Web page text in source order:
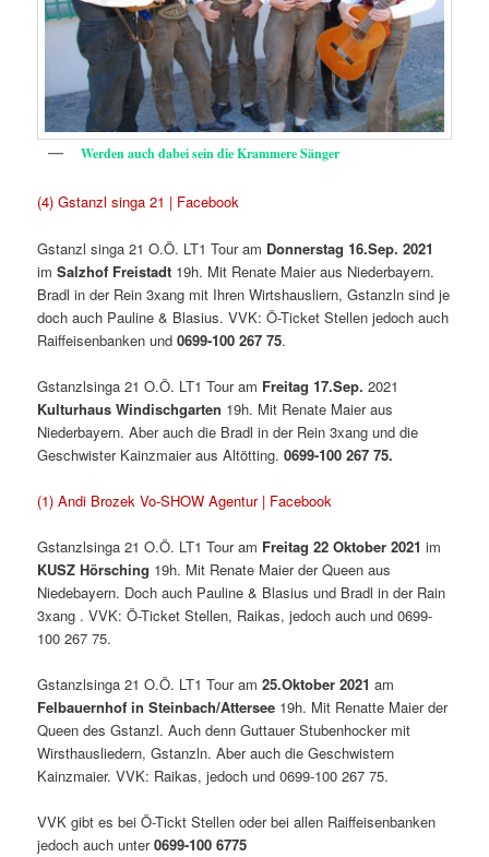
Werden auch dabei sein die Krammere Sänger
(4) Gstanzl singa 21 | Facebook
Gstanzl singa 21 O.Ö. LT1 Tour am Donnerstag 16.Sep. 2021
imSalzhof Freistadt 19h. Mit Renate Maier aus Niederbayern.
Bradl in der Rein 3xang mit Ihren Wirtshausliern, Gstanzln sind je
doch auch Pauline & Blasius. VVK: Ö-Ticket Stellen jedoch auch
Raiffeisenbanken und0699-100 267 75.
Gstanzlsinga 21 O.Ö. LT1 Tour am Freitag 17.Sep. 2021
Kulturhaus Windischgarten 19h. Mit Renate Maier aus
Niederbayern. Aber auch die Bradl in der Rein 3xang und die
Geschwister Kainzmaier aus Altötting.0699-100 267 75.
(1) Andi Brozek Vo-SHOW Agentur | Facebook
Gstanzlsinga 21 O.Ö. LT1 Tour am Freitag 22 Oktober 2021im
KUSZ Hörsching 19h. Mit Renate Maier der Queen aus
Niedebayern. Doch auch Pauline & Blasius und Bradl in der Rain
3xang . VVK: Ö-Ticket Stellen, Raikas, jedoch auch und 0699-
100 267 75.
Gstanzlsinga 21 O.Ö. LT1 Tour am25.Oktober 2021 am
Felbauernhof in Steinbach/Attersee 19h. Mit Renatte Maier der
Queen des Gstanzl. Auch denn Guttauer Stubenhocker mit
Wirsthausliedern, Gstanzln. Aber auch die Geschwistern
Kainzmaier. VVK: Raikas, jedoch und 0699-100 267 75.
VVK gibt es bei Ö-Tickt Stellen oder bei allen Raiffeisenbanken
jedoch auch unter0699-100 6775